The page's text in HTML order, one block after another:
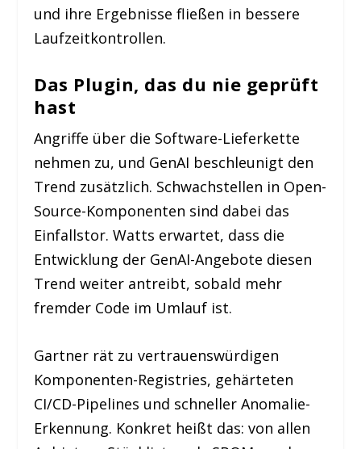
und ihre Ergebnisse fließen in bessere
Laufzeitkontrollen.
Das Plugin, das du nie geprüft
hast
Angriffe über die Software-Lieferkette
nehmen zu, und GenAI beschleunigt den
Trend zusätzlich. Schwachstellen in Open-
Source-Komponenten sind dabei das
Einfallstor. Watts erwartet, dass die
Entwicklung der GenAI-Angebote diesen
Trend weiter antreibt, sobald mehr
fremder Code im Umlauf ist.
Gartner rät zu vertrauenswürdigen
Komponenten-Registries, gehärteten
CI/CD-Pipelines und schneller Anomalie-
Erkennung. Konkret heißt das: von allen